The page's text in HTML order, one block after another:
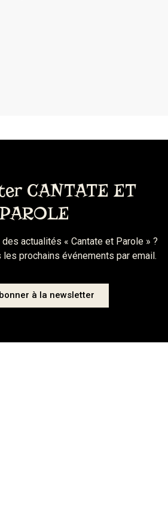
CANTATE ET
actualités « Cantate et Parole » ?
prochains événements par email.
à la newsletter